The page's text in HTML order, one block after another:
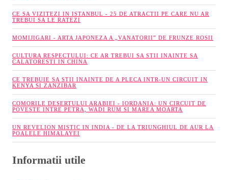
CE SA VIZITEZI IN ISTANBUL - 25 DE ATRACTII PE CARE NU AR
TREBUI SA LE RATEZI
MOMIJIGARI - ARTA JAPONEZA A „VANATORII” DE FRUNZE ROSII
CULTURA RESPECTULUI: CE AR TREBUI SA STII INAINTE SA
CALATORESTI IN CHINA
CE TREBUIE SA STII INAINTE DE A PLECA INTR-UN CIRCUIT IN
KENYA SI ZANZIBAR
COMORILE DESERTULUI ARABIEI - IORDANIA: UN CIRCUIT DE
POVESTE INTRE PETRA, WADI RUM SI MAREA MOARTA
UN REVELION MISTIC IN INDIA - DE LA TRIUNGHIUL DE AUR LA
POALELE HIMALAYEI
Informatii utile